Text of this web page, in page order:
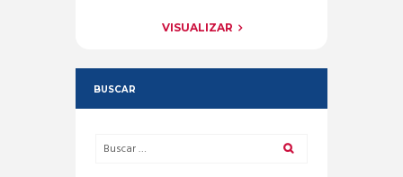
VISUALIZAR
BUSCAR